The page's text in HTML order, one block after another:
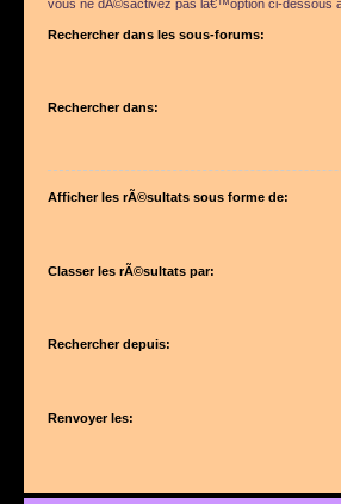
vous ne dÃ©sactivez pas lâ€™option ci-dessous
Rechercher dans les sous-forums:
Rechercher dans:
Afficher les rÃ©sultats sous forme de:
Classer les rÃ©sultats par:
Rechercher depuis:
Renvoyer les: